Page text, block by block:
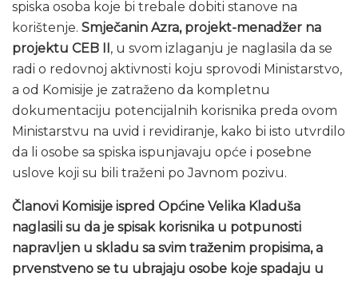
spiska osoba koje bi trebale dobiti stanove na
korištenje. Smječanin Azra, projekt-menadžer na
projektu CEB II, u svom izlaganju je naglasila da se
radi o redovnoj aktivnosti koju sprovodi Ministarstvo,
a od Komisije je zatraženo da kompletnu
dokumentaciju potencijalnih korisnika preda ovom
Ministarstvu na uvid i revidiranje, kako bi isto utvrdilo
da li osobe sa spiska ispunjavaju opće i posebne
uslove koji su bili traženi po Javnom pozivu.
Članovi Komisije ispred Općine Velika Kladuša
naglasili su da je spisak korisnika u potpunosti
napravljen u skladu sa svim traženim propisima, a
prvenstveno se tu ubrajaju osobe koje spadaju u